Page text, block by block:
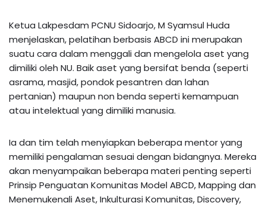
Ketua Lakpesdam PCNU Sidoarjo, M Syamsul Huda
menjelaskan, pelatihan berbasis ABCD ini merupakan
suatu cara dalam menggali dan mengelola aset yang
dimiliki oleh NU. Baik aset yang bersifat benda (seperti
asrama, masjid, pondok pesantren dan lahan
pertanian) maupun non benda seperti kemampuan
atau intelektual yang dimiliki manusia.
Ia dan tim telah menyiapkan beberapa mentor yang
memiliki pengalaman sesuai dengan bidangnya. Mereka
akan menyampaikan beberapa materi penting seperti
Prinsip Penguatan Komunitas Model ABCD, Mapping dan
Menemukenali Aset, Inkulturasi Komunitas, Discovery,